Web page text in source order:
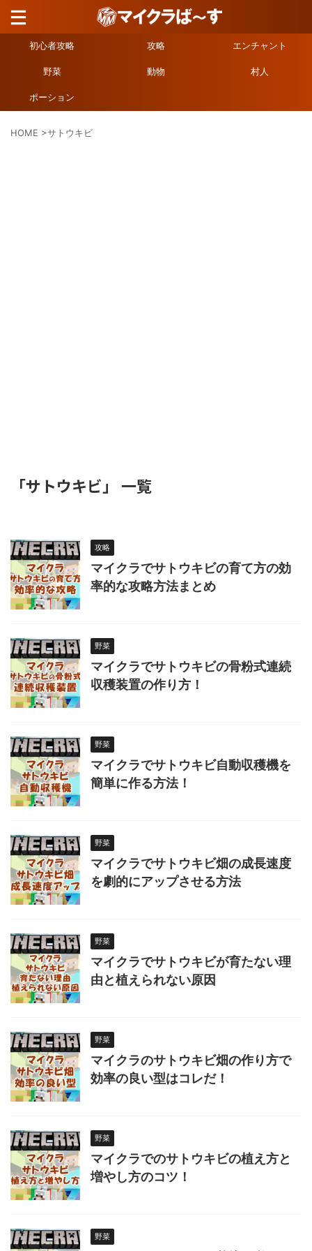
初心者攻略 攻略 エンチャント
野菜 動物 村人
ポーション
HOME >サトウキビ
「サトウキビ」 一覧
攻略
マイクラでサトウキビの育て方の効
率的な攻略方法まとめ
野菜
マイクラでサトウキビの骨粉式連続
収穫装置の作り方！
野菜
マイクラでサトウキビ自動収穫機を
簡単に作る方法！
野菜
マイクラでサトウキビ畑の成長速度
を劇的にアップさせる方法
野菜
マイクラでサトウキビが育たない理
由と植えられない原因
野菜
マイクラのサトウキビ畑の作り方で
効率の良い型はコレだ！
野菜
マイクラでのサトウキビの植え方と
増やし方のコツ！
野菜